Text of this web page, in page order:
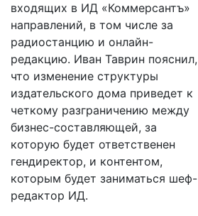
входящих в ИД «Коммерсантъ»
направлений, в том числе за
радиостанцию и онлайн-
редакцию. Иван Таврин пояснил,
что изменение структуры
издательского дома приведет к
четкому разграничению между
бизнес-составляющей, за
которую будет ответственен
гендиректор, и контентом,
которым будет заниматься шеф-
редактор ИД.